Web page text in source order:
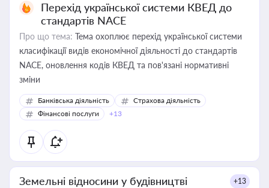
Перехід української системи КВЕД до
стандартів NACE
Про що тема: Тема охоплює перехід української системи
класифікації видів економічної діяльності до стандартів
NACE, оновлення кодів КВЕД та пов'язані нормативні
зміни
Банківська діяльність
Страхова діяльність
Фінансові послуги
+13
Земельні відносини у будівництві +13